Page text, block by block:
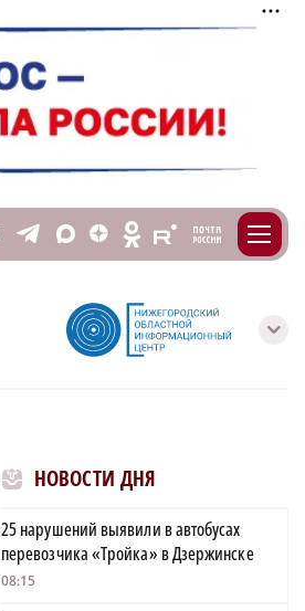
T X Z O E m
с
НОВОСТИ ДНЯ
25 нарушений выявили в автобусах
перевозчика «Тройка» в Дзержинске
08:15